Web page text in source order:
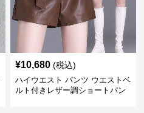
¥10,680 (税込)
ハイウエスト パンツ ウエストベ
ルト付きレザー調ショートパン